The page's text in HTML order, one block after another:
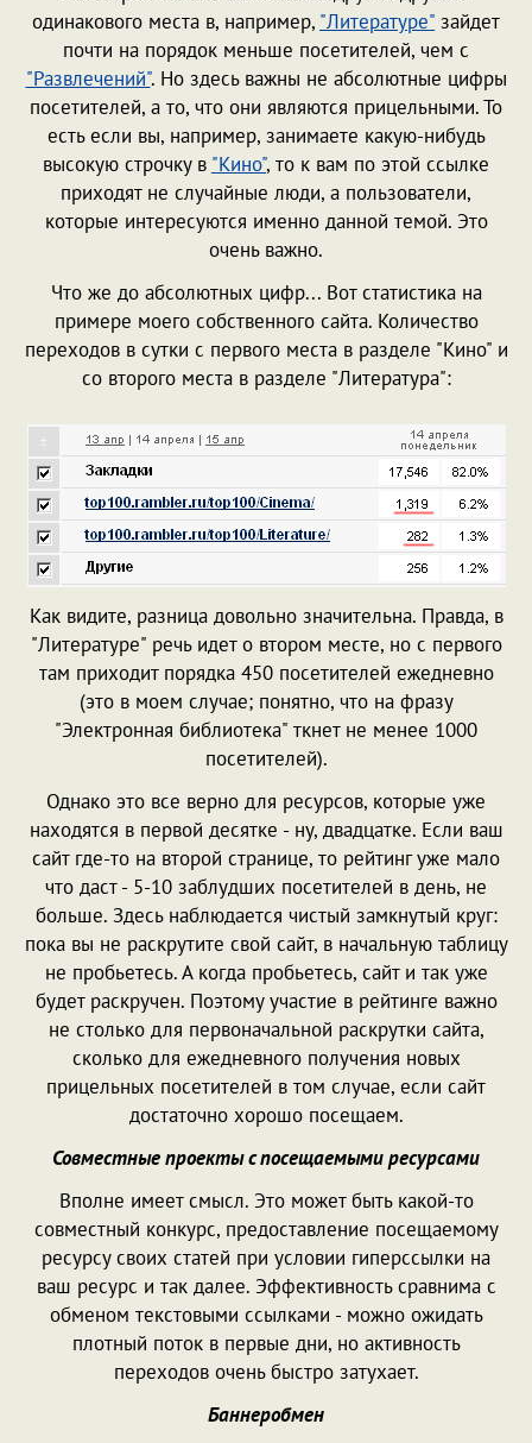
одинакового места в, например, "Литературе" зайдет
почти на порядок меньше посетителей, чем с
"Развлечений". Но здесь важны не абсолютные цифры
посетителей, а то, что они являются прицельными. То
есть если вы, например, занимаете какую-нибудь
высокую строчку в "Кино", то к вам по этой ссылке
приходят не случайные люди, а пользователи,
которые интересуются именно данной темой. Это
очень важно.
Что же до абсолютных цифр... Вот статистика на
примере моего собственного сайта. Количество
переходов в сутки с первого места в разделе "Кино" и
со второго места в разделе "Литература":
Как видите, разница довольно значительна. Правда, в
"Литературе" речь идет о втором месте, но с первого
там приходит порядка 450 посетителей ежедневно
(это в моем случае; понятно, что на фразу
"Электронная библиотека" ткнет не менее 1000
посетителей).
Однако это все верно для ресурсов, которые уже
находятся в первой десятке - ну, двадцатке. Если ваш
сайт где-то на второй странице, то рейтинг уже мало
что даст - 5-10 заблудших посетителей в день, не
больше. Здесь наблюдается чистый замкнутый круг:
пока вы не раскрутите свой сайт, в начальную таблицу
не пробьетесь. А когда пробьетесь, сайт и так уже
будет раскручен. Поэтому участие в рейтинге важно
не столько для первоначальной раскрутки сайта,
сколько для ежедневного получения новых
прицельных посетителей в том случае, если сайт
достаточно хорошо посещаем.
Совместные проекты с посещаемыми ресурсами
Вполне имеет смысл. Это может быть какой-то
совместный конкурс, предоставление посещаемому
ресурсу своих статей при условии гиперссылки на
ваш ресурс и так далее. Эффективность сравнима с
обменом текстовыми ссылками - можно ожидать
плотный поток в первые дни, но активность
переходов очень быстро затухает.
Баннеробмен